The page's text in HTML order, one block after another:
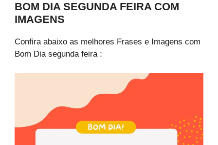
BOM DIA SEGUNDA FEIRA​ COM
IMAGENS
Confira abaixo as melhores Frases e Imagens com
Bom Dia segunda feira​ :